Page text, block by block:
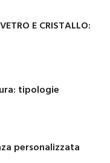
E CRISTALLO:
tipologie
personalizzata